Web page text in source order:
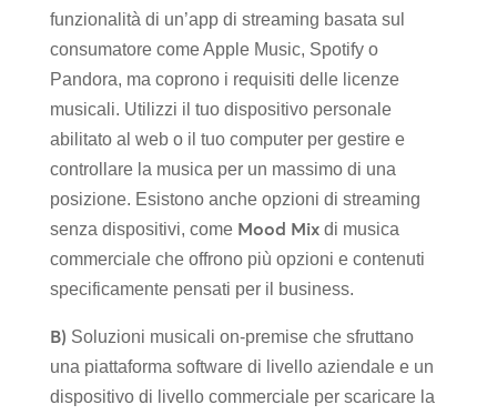
funzionalità di un’app di streaming basata sul
consumatore come Apple Music, Spotify o
Pandora, ma coprono i requisiti delle licenze
musicali. Utilizzi il tuo dispositivo personale
abilitato al web o il tuo computer per gestire e
controllare la musica per un massimo di una
posizione. Esistono anche opzioni di streaming
senza dispositivi, come Mood Mixdi musica
commerciale che offrono più opzioni e contenuti
specificamente pensati per il business.
B) Soluzioni musicali on-premise che sfruttano
una piattaforma software di livello aziendale e un
dispositivo di livello commerciale per scaricare la